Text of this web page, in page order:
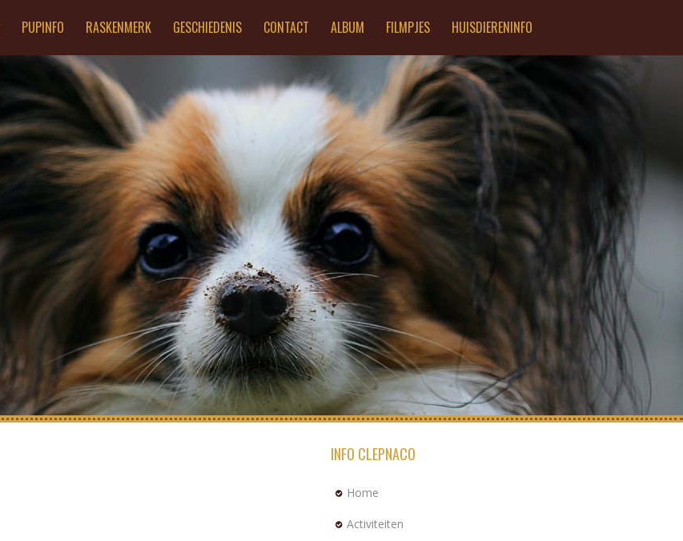
PUPINFO RASKENMERK GESCHIEDENIS CONTACT ALBUM FILMPJES HUISDIERENINFO
INFO CLEPNACO
Home
Activiteiten